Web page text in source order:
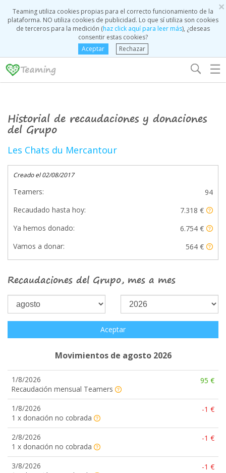
×
Teaming utiliza cookies propias para el correcto funcionamiento de la
plataforma. NO utiliza cookies de publicidad. Lo que sí utiliza son cookies
de terceros para la medición (haz click aquí para leer más), ¿deseas
consentir estas cookies?
Aceptar
Rechazar
☰
Historial de recaudaciones y donaciones
del Grupo
Les Chats du Mercantour
Creado el 02/08/2017
Teamers:
94
Recaudado hasta hoy:
7.318 €
Ya hemos donado:
6.754 €
Vamos a donar:
564 €
Recaudaciones del Grupo, mes a mes
Aceptar
Movimientos de agosto 2026
1/8/2026
Recaudación mensual Teamers
95 €
1/8/2026
1 x donación no cobrada
-1 €
2/8/2026
1 x donación no cobrada
-1 €
3/8/2026
-1 €